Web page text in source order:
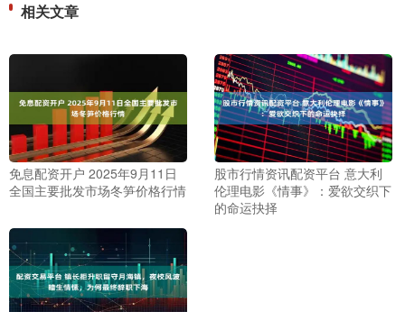
相关文章
免息配资开户 2025年9月11日
全国主要批发市场冬笋价格行情
股市行情资讯配资平台 意大利
伦理电影《情事》：爱欲交织下
的命运抉择